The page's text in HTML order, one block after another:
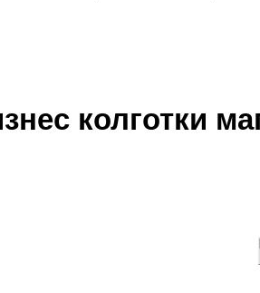
колготки